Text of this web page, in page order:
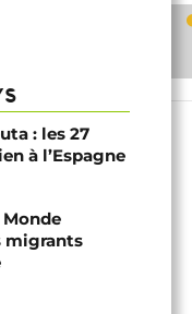
: les 27
à l’Espagne
Monde
migrants